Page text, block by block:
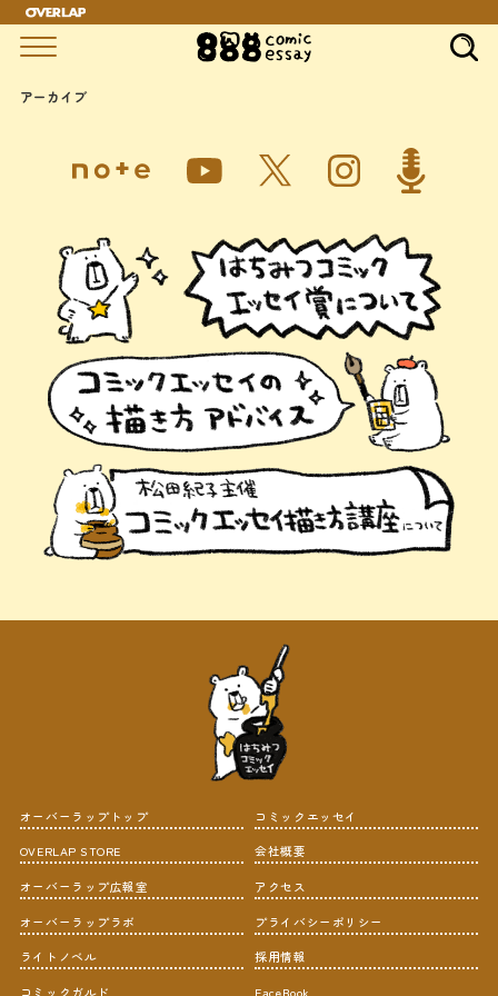
アーカイブ
オーバーラップトップ
OVERLAP STORE
オーバーラップ広報室
オーバーラップラボ
ライトノベル
コミックガルド
コミックエッセイ
会社概要
アクセス
プライバシーポリシー
採用情報
FaceBook